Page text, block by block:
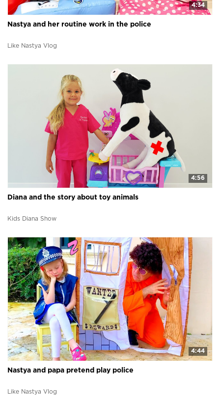
4:34
Nastya and her routine work in the police
Like Nastya Vlog
4:56
Diana and the story about toy animals
Kids Diana Show
4:44
Nastya and papa pretend play police
Like Nastya Vlog